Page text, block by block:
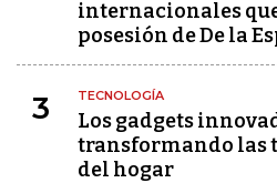
internacionales
posesión de De la
3 TECNOLOGÍA
Los gadgets
transformando las
del hogar